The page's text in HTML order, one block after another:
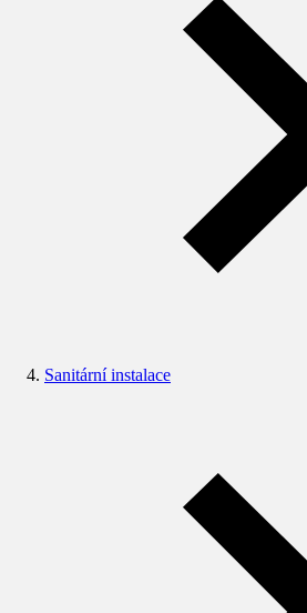
Sanitární instalace